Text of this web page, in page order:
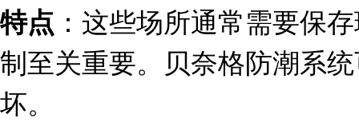
特点 ：这些场所通常需要保
制至关重要。贝奈格防潮系
坏。